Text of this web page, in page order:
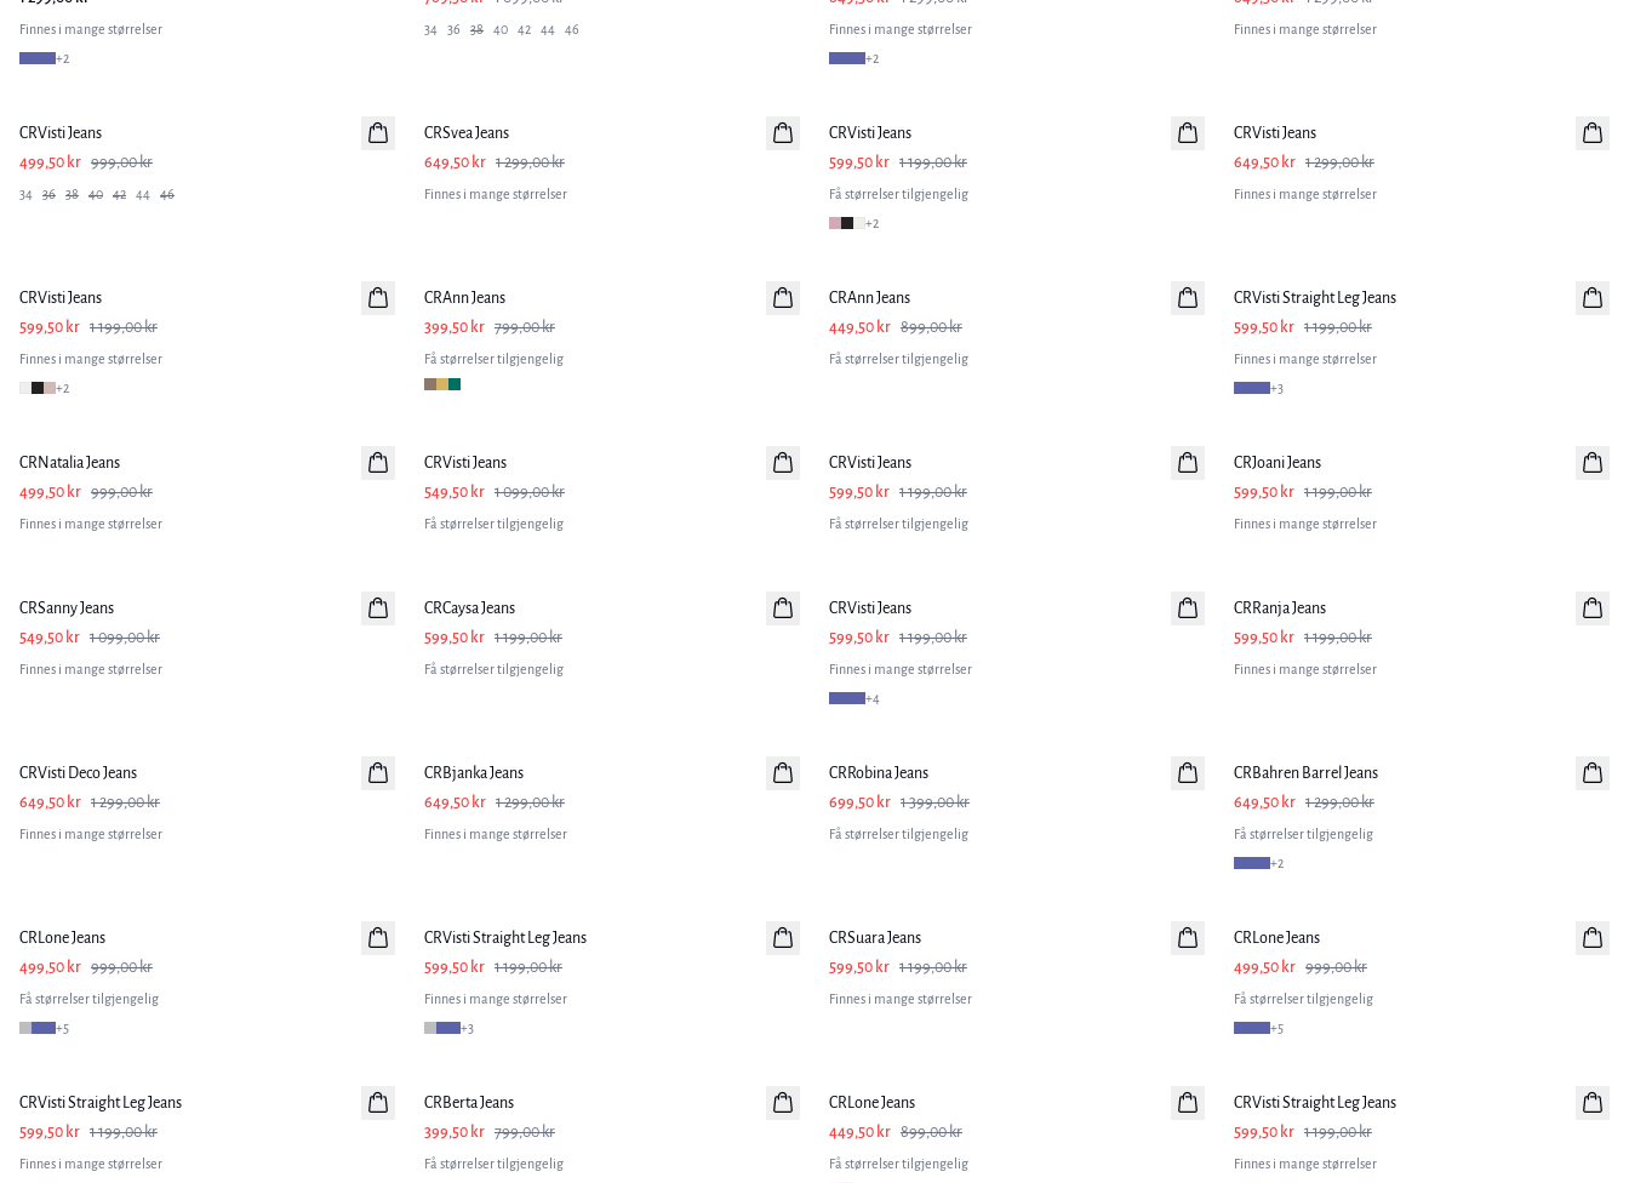
Finnes i mange størrelser
+2
34 36 38 40 42 44 46
Finnes i mange størrelser
+2
Finnes i mange størrelser
CRVisti Jeans
499,50 kr 999,00 kr
34 36 38 40 42 44 46
CRSvea Jeans
649,50 kr 1 299,00 kr
Finnes i mange størrelser
CRVisti Jeans
599,50 kr 1 199,00 kr
Få størrelser tilgjengelig
+2
CRVisti Jeans
649,50 kr 1 299,00 kr
Finnes i mange størrelser
CRVisti Jeans
599,50 kr 1 199,00 kr
Finnes i mange størrelser
+2
CRAnn Jeans
399,50 kr 799,00 kr
Få størrelser tilgjengelig
CRAnn Jeans
449,50 kr 899,00 kr
Få størrelser tilgjengelig
CRVisti Straight Leg Jeans
599,50 kr 1 199,00 kr
Finnes i mange størrelser
+3
CRNatalia Jeans
499,50 kr 999,00 kr
Finnes i mange størrelser
CRVisti Jeans
549,50 kr 1 099,00 kr
Få størrelser tilgjengelig
CRVisti Jeans
599,50 kr 1 199,00 kr
Få størrelser tilgjengelig
CRJoani Jeans
599,50 kr 1 199,00 kr
Finnes i mange størrelser
CRSanny Jeans
549,50 kr 1 099,00 kr
Finnes i mange størrelser
CRCaysa Jeans
599,50 kr 1 199,00 kr
Få størrelser tilgjengelig
CRVisti Jeans
599,50 kr 1 199,00 kr
Finnes i mange størrelser
+4
CRRanja Jeans
599,50 kr 1 199,00 kr
Finnes i mange størrelser
CRVisti Deco Jeans
649,50 kr 1 299,00 kr
Finnes i mange størrelser
CRBjanka Jeans
649,50 kr 1 299,00 kr
Finnes i mange størrelser
CRRobina Jeans
699,50 kr 1 399,00 kr
Få størrelser tilgjengelig
CRBahren Barrel Jeans
649,50 kr 1 299,00 kr
Få størrelser tilgjengelig
+2
CRLone Jeans
499,50 kr 999,00 kr
Få størrelser tilgjengelig
+5
CRVisti Straight Leg Jeans
599,50 kr 1 199,00 kr
Finnes i mange størrelser
+3
CRSuara Jeans
599,50 kr 1 199,00 kr
Finnes i mange størrelser
CRLone Jeans
499,50 kr 999,00 kr
Få størrelser tilgjengelig
+5
CRVisti Straight Leg Jeans
599,50 kr 1 199,00 kr
Finnes i mange størrelser
CRBerta Jeans
399,50 kr 799,00 kr
Få størrelser tilgjengelig
CRLone Jeans
449,50 kr 899,00 kr
Få størrelser tilgjengelig
CRVisti Straight Leg Jeans
599,50 kr 1 199,00 kr
Finnes i mange størrelser